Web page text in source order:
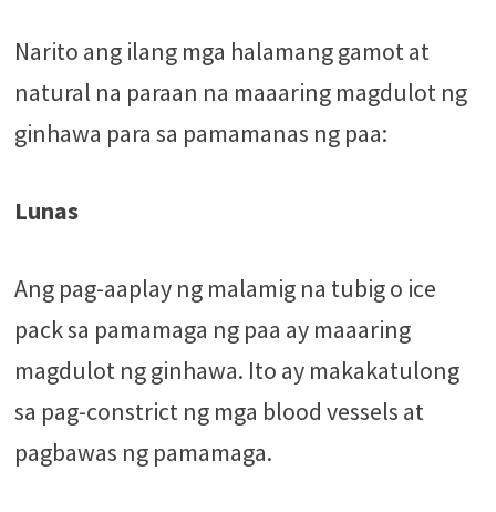
Narito ang ilang mga halamang gamot at
natural na paraan na maaaring magdulot ng
ginhawa para sa pamamanas ng paa:
Lunas
Ang pag-aaplay ng malamig na tubig o ice
pack sa pamamaga ng paa ay maaaring
magdulot ng ginhawa. Ito ay makakatulong
sa pag-constrict ng mga blood vessels at
pagbawas ng pamamaga.